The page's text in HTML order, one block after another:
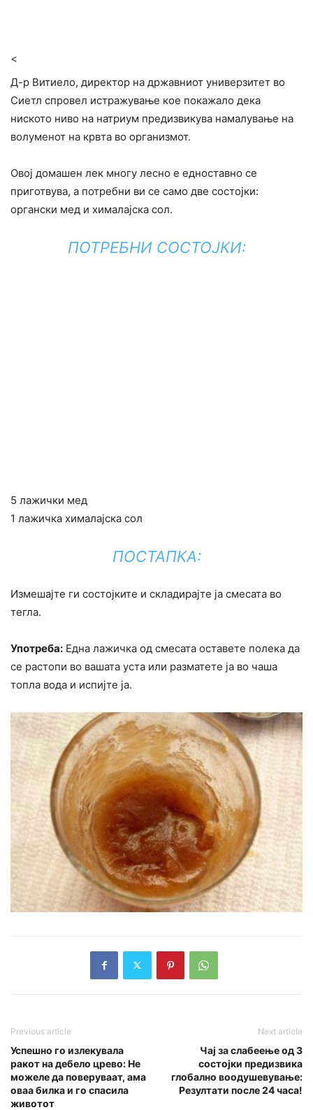
<
Д-р Витиело, директор на државниот универзитет во
Сиетл спровел истражување кое покажало дека
ниското ниво на натриум предизвикува намалување на
волуменот на крвта во организмот.
Овој домашен лек многу лесно е едноставно се
приготвува, а потребни ви се само две состојки:
органски мед и хималајска сол.
ПОТРЕБНИ СОСТОЈКИ:
5 лажички мед
1 лажичка хималајска сол
ПОСТАПКА:
Измешајте ги состојките и складирајте ја смесата во
тегла.
Употреба: Една лажичка од смесата оставете полека да
се растопи во вашата уста или разматете ја во чаша
топла вода и испијте ја.
Previous article
Успешно го излекувала
ракот на дебело црево: Не
можеле да поверуваат, ама
оваа билка и го спасила
животот
Next article
Чај за слабеење од 3
состојки предизвика
глобално воодушевување:
Резултати после 24 часа!